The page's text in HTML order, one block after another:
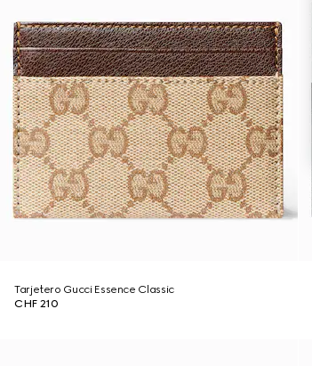
Tarjetero Gucci Essence Classic
CHF 210